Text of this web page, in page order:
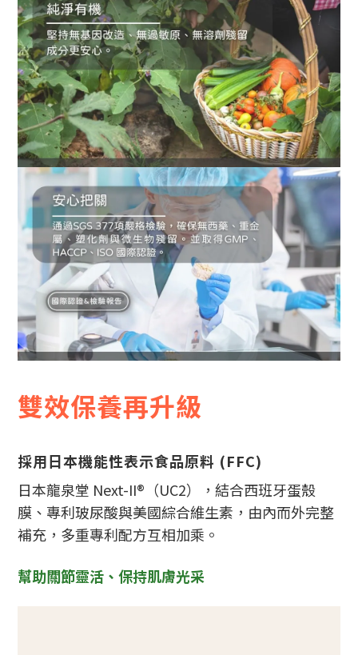
雙效保養再升級
採用日本機能性表示食品原料 (FFC)
日本龍泉堂 Next-II®（UC2），結合西班牙蛋殼
膜、專利玻尿酸與美國綜合維生素，由內而外完整
補充，多重專利配方互相加乘。
幫助關節靈活、保持肌膚光采